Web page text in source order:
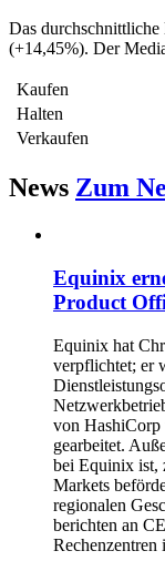
Das
(+14,45%). Der
Kaufen
Halten
Verkaufen
News Zum
Equinix
Product
Equinix hat
verpflichtet; er
von HashiCorp
gearbeitet.
bei Equinix ist,
Markets
regionalen
berichten an
Rechenzentren